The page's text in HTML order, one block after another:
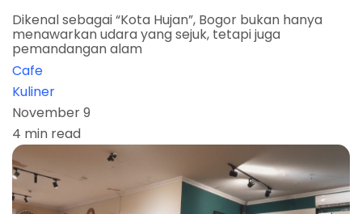
Dikenal sebagai “Kota Hujan”, Bogor bukan hanya
menawarkan udara yang sejuk, tetapi juga
pemandangan alam
Cafe
Kuliner
November 9
4 min read